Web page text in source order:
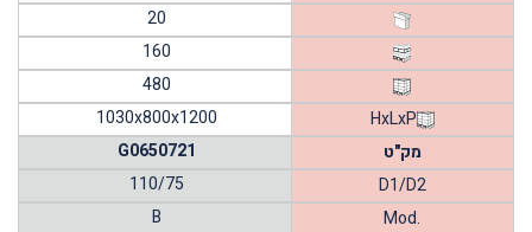
20
160
480
HxLxP
1030x800x1200
מק"ט
G0650721
D1/D2
110/75
Mod.
B